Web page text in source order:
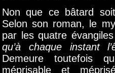
Non que ce bâtard
Selon son roman, le
par les quatre
qu’à chaque instant
Demeure toutefois
méprisable et